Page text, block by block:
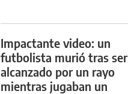
Impactante video: un
futbolista murió tras ser
alcanzado por un rayo
mientras jugaban un